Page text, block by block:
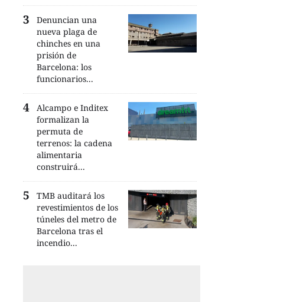
Denuncian una
nueva plaga de
chinches en una
prisión de
Barcelona: los
funcionarios...
Alcampo e Inditex
formalizan la
permuta de
terrenos: la cadena
alimentaria
construirá...
TMB auditará los
revestimientos de los
túneles del metro de
Barcelona tras el
incendio...